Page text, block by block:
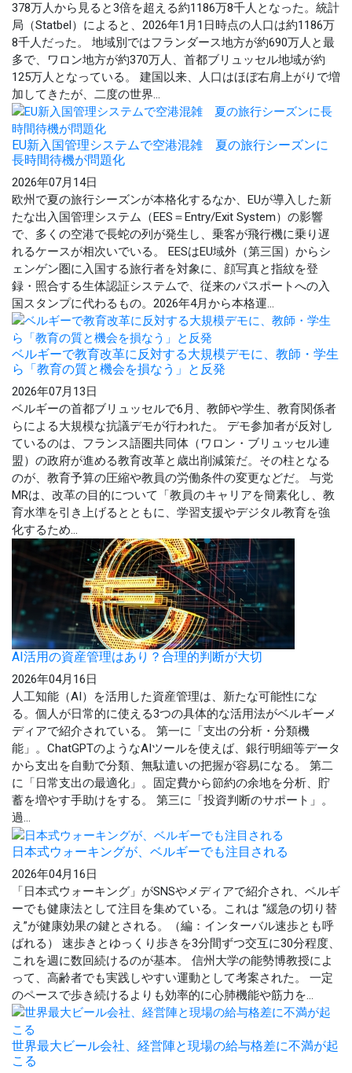
378万人から見ると3倍を超える約1186万8千人となった。統計
局（Statbel）によると、2026年1月1日時点の人口は約1186万
8千人だった。 地域別ではフランダース地方が約690万人と最
多で、ワロン地方が約370万人、首都ブリュッセル地域が約
125万人となっている。 建国以来、人口はほぼ右肩上がりで増
加してきたが、二度の世界...
EU新入国管理システムで空港混雑 夏の旅行シーズンに
長時間待機が問題化
2026年07月14日
欧州で夏の旅行シーズンが本格化するなか、EUが導入した新
たな出入国管理システム（EES＝Entry/Exit System）の影響
で、多くの空港で長蛇の列が発生し、乗客が飛行機に乗り遅
れるケースが相次いでいる。 EESはEU域外（第三国）からシ
ェンゲン圏に入国する旅行者を対象に、顔写真と指紋を登
録・照合する生体認証システムで、従来のパスポートへの入
国スタンプに代わるもの。2026年4月から本格運...
ベルギーで教育改革に反対する大規模デモに、教師・学生
ら「教育の質と機会を損なう」と反発
2026年07月13日
ベルギーの首都ブリュッセルで6月、教師や学生、教育関係者
らによる大規模な抗議デモが行われた。 デモ参加者が反対し
ているのは、フランス語圏共同体（ワロン・ブリュッセル連
盟）の政府が進める教育改革と歳出削減策だ。その柱となる
のが、教育予算の圧縮や教員の労働条件の変更などだ。 与党
MRは、改革の目的について「教員のキャリアを簡素化し、教
育水準を引き上げるとともに、学習支援やデジタル教育を強
化するため...
AI活用の資産管理はあり？合理的判断が大切
2026年04月16日
人工知能（AI）を活用した資産管理は、新たな可能性にな
る。個人が日常的に使える3つの具体的な活用法がベルギーメ
ディアで紹介されている。 第一に「支出の分析・分類機
能」。ChatGPTのようなAIツールを使えば、銀行明細等データ
から支出を自動で分類、無駄遣いの把握が容易になる。 第二
に「日常支出の最適化」。固定費から節約の余地を分析、貯
蓄を増やす手助けをする。 第三に「投資判断のサポート」。
過...
日本式ウォーキングが、ベルギーでも注目される
2026年04月16日
「日本式ウォーキング」がSNSやメディアで紹介され、ベルギ
ーでも健康法として注目を集めている。これは “緩急の切り替
え”が健康効果の鍵とされる。（編：インターバル速歩とも呼
ばれる） 速歩きとゆっくり歩きを3分間ずつ交互に30分程度、
これを週に数回続けるのが基本。 信州大学の能勢博教授によ
って、高齢者でも実践しやすい運動として考案された。 一定
のペースで歩き続けるよりも効率的に心肺機能や筋力を...
世界最大ビール会社、経営陣と現場の給与格差に不満が起
こる